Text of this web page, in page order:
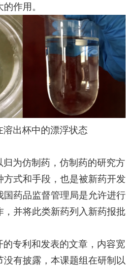
作用。
溶出杯中的漂浮状态
归为仿制药，仿制药的研究方
方式和手段，也是被新药开发
国药品监督管理局是允许进行
，并将此类新药列入新药报批
的专利和发表的文章，内容宽
有披露，本课题组在研制以